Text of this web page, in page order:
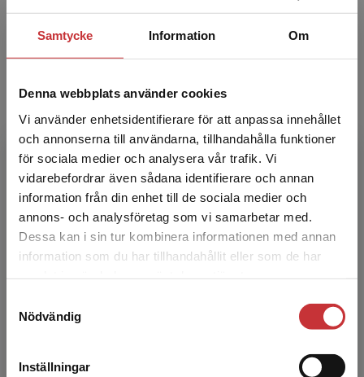
Samtycke Information Om
Denna webbplats använder cookies
Vi använder enhetsidentifierare för att anpassa innehållet
och annonserna till användarna, tillhandahålla funktioner
för sociala medier och analysera vår trafik. Vi
vidarebefordrar även sådana identifierare och annan
information från din enhet till de sociala medier och
annons- och analysföretag som vi samarbetar med.
Dessa kan i sin tur kombinera informationen med annan
information som du har tillhandahållit eller som de har
Nödvändig
Inställningar
Begränsad fraktregion
Det verkar som att du besöker
studentlitteratur.se via en enhet utanför Sverige.
Vi erbjuder inte leveranser utanför Sverige. För
att kunna slutföra ett köp måste
Simon Athlin, docent och universitetslektor,
Örebro universitet.
Per Björkman
Per Björkman, professor, Avd. för klinisk
translationell medicin, Malmö, Lunds